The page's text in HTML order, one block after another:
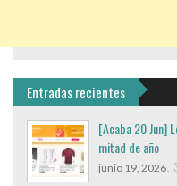
Entradas recientes
[Acaba 20 Jun]
mitad de año
junio 19, 2026,